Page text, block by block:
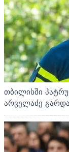
თბილისში
არველაძე